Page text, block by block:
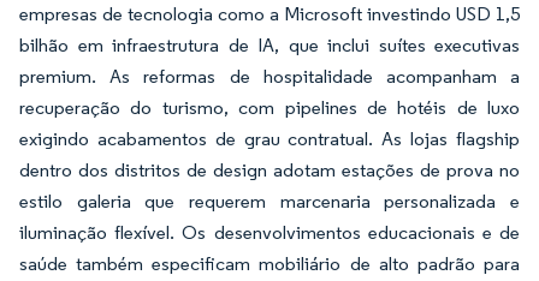
empresas de tecnologia como a Microsoft investindo USD 1,5
bilhão em infraestrutura de IA, que inclui suítes executivas
premium. As reformas de hospitalidade acompanham a
recuperação do turismo, com pipelines de hotéis de luxo
exigindo acabamentos de grau contratual. As lojas flagship
dentro dos distritos de design adotam estações de prova no
estilo galeria que requerem marcenaria personalizada e
iluminação flexível. Os desenvolvimentos educacionais e de
saúde também especificam mobiliário de alto padrão para